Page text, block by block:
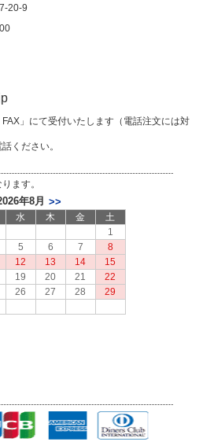
20-9
」にて受付いたします（電話注文には対
ください。
ます。
年8月 >>
水 木 金
土
1
5 6 7
8
12 13 14
15
19 20 21
22
26 27 28
29